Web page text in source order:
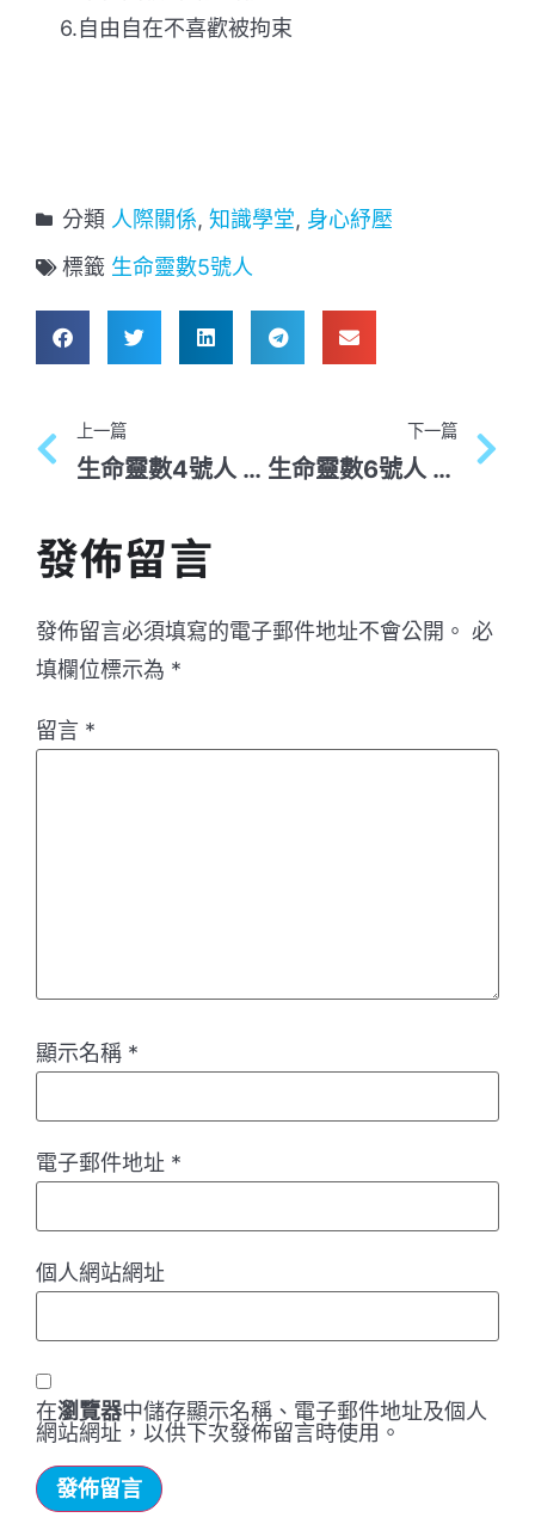
6.自由自在不喜歡被拘束
分類 人際關係, 知識學堂, 身心紓壓
標籤 生命靈數5號人
上一篇
生命靈數4號人 人格特質
下一篇
生命靈數6號人 人格特質
發佈留言
發佈留言必須填寫的電子郵件地址不會公開。 必
填欄位標示為 *
留言 *
顯示名稱 *
電子郵件地址 *
個人網站網址
在瀏覽器中儲存顯示名稱、電子郵件地址及個人
網站網址，以供下次發佈留言時使用。